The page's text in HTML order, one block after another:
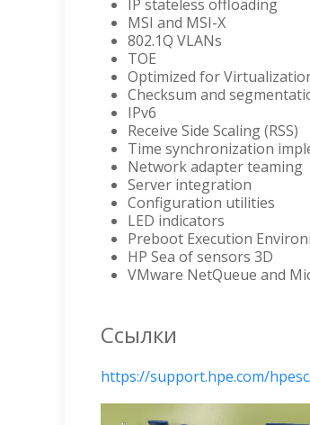
IP stateless offloading
MSI and MSI-X
802.1Q VLANs
TOE
Optimized for
Checksum and
IPv6
Receive Side Scaling (RSS)
Time synchronization
Network adapter teaming
Server integration
Configuration utilities
LED indicators
Preboot Execution
HP Sea of sensors 3D
VMware NetQueue and
Ссылки
https://support.hpe.com/